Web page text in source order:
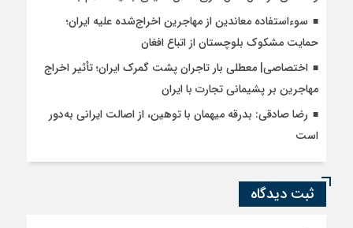
سوءاستفاده معاندین از مهاجرین اخراج‌شده علیه ایران؛
حمایت مشکوک بلوچستان از اتباع افغان
اختصاصی| معطلی بار تاجران پشت گمرک ایران؛ تأثیر اخراج
مهاجرین بر پشیمانی تجارت با ایران
رضا صادقی: بدرقه میهمان با توهین، از اصالت ایرانی به‌دور
است
ثبت دیدگاه